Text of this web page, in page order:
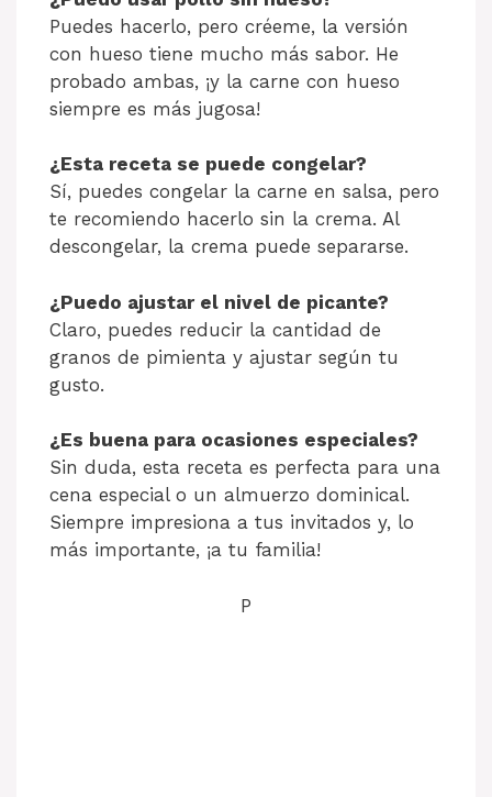
Puedes hacerlo, pero créeme, la versión
con hueso tiene mucho más sabor. He
probado ambas, ¡y la carne con hueso
siempre es más jugosa!
¿Esta receta se puede congelar?
Sí, puedes congelar la carne en salsa, pero
te recomiendo hacerlo sin la crema. Al
descongelar, la crema puede separarse.
¿Puedo ajustar el nivel de picante?
Claro, puedes reducir la cantidad de
granos de pimienta y ajustar según tu
gusto.
¿Es buena para ocasiones especiales?
Sin duda, esta receta es perfecta para una
cena especial o un almuerzo dominical.
Siempre impresiona a tus invitados y, lo
más importante, ¡a tu familia!
P